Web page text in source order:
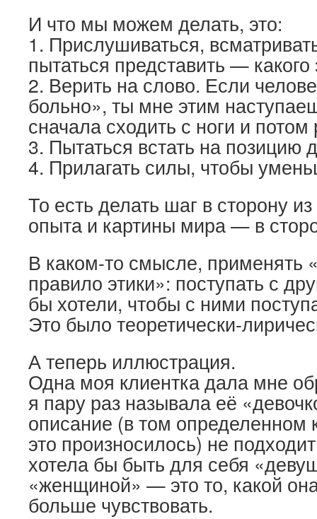
И что мы можем делать, это:
1. Прислушиваться,
пытаться представить —
2. Верить на слово. Если
больно», ты мне этим
сначала сходить с ноги и потом
3. Пытаться встать на позицию
4. Прилагать силы, чтобы
То есть делать шаг в сторону
опыта и картины мира — в
В каком-то смысле, применять
правило этики»: поступать с
бы хотели, чтобы с ними
Это было теоретически-
А теперь иллюстрация.
Одна моя клиентка дала мне
я пару раз называла её
описание (в том определенном
это произносилось) не
хотела бы быть для себя
«женщиной» — это то, какой
больше чувствовать.